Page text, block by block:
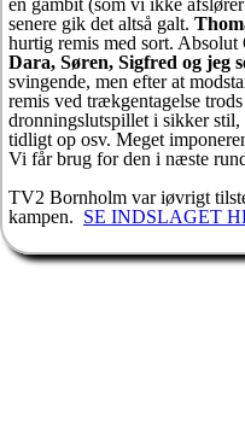
en gambit (som vi ikke
senere gik det altså galt.
hurtig remis med sort. Absolut
Dara, Søren, Sigfred og jeg
svingende, men efter at
remis ved trækgentagelse
dronningslutspillet i sikker
tidligt op osv. Meget
Vi får brug for den i næste
TV2 Bornholm var iøvrigt
kampen. SE INDSLAGET